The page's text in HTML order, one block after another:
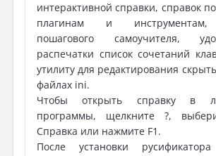
интерактивной справки, справок
плагинам и инструментам,
пошагового самоучителя,
распечатки список сочетаний
утилиту для редактирования
файлах ini.
Чтобы открыть справку в
программы, щелкните ?,
Справка или нажмите F1.
После установки